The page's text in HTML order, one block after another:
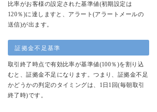
比率がお客様の設定された基準値(初期設定は
120％)に達しますと、アラート(アラートメールの
送信)が出ます。
証拠金不足基準
取引終了時点で有効比率が基準値(100％)を割り込
むと、証拠金不足になります。つまり、証拠金不足
かどうかの判定のタイミングは、1日1回(毎朝取引
終了時)です。